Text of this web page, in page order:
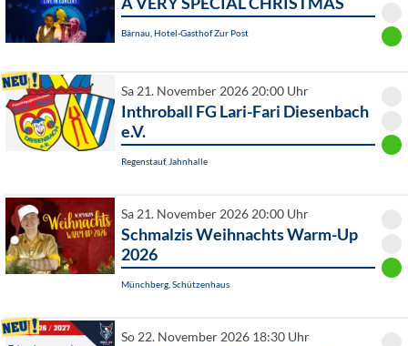
Bärnau, Hotel-Gasthof Zur Post
Sa 21. November 2026 20:00 Uhr
Inthroball FG Lari-Fari Diesenbach
e.V.
Regenstauf, Jahnhalle
Sa 21. November 2026 20:00 Uhr
Schmalzis Weihnachts Warm-Up
2026
Münchberg, Schützenhaus
So 22. November 2026 18:30 Uhr